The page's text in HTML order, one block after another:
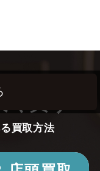
買取方法